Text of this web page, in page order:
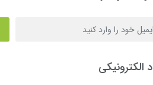
الکترونیکی